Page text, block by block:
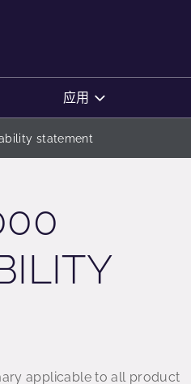
应用
statement
applicable to all product